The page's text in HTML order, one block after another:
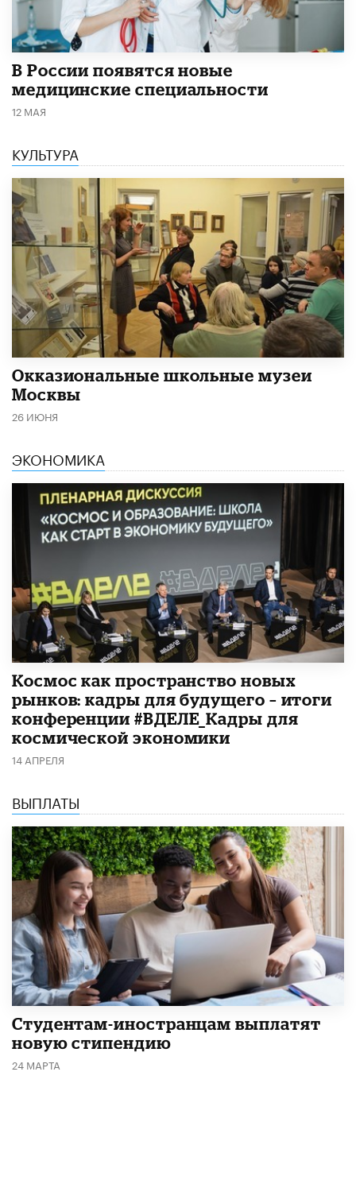
В России появятся новые
медицинские специальности
12 МАЯ
КУЛЬТУРА
​Окказиональные школьные музеи
Москвы
26 ИЮНЯ
ЭКОНОМИКА
Космос как пространство новых
рынков: кадры для будущего – итоги
конференции #ВДЕЛЕ_Кадры для
космической экономики
14 АПРЕЛЯ
ВЫПЛАТЫ
Студентам-иностранцам выплатят
новую стипендию
24 МАРТА